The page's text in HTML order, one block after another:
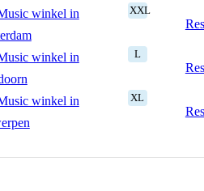
winkel in
XXL
winkel in
L
winkel in
XL